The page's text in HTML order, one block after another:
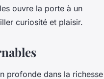
ouvre la porte à un
curiosité et plaisir.
profonde dans la richesse